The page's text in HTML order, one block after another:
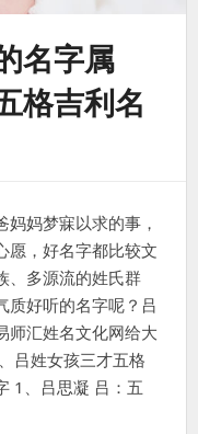
名字属
格吉利名
妈梦寐以求的事，
愿，好名字都比较文
、多源流的姓氏群
质好听的名字呢？吕
师汇姓名文化网给大
吕姓女孩三才五格
1、吕思凝 吕：五